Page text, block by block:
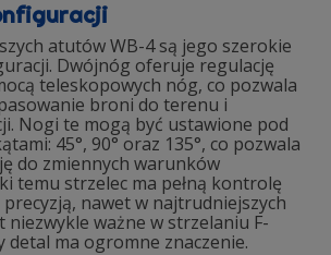
atutów WB-4 są jego szerokie
Dwójnóg oferuje regulację
teleskopowych nóg, co pozwala
broni do terenu i
Nogi te mogą być ustawione pod
45°, 90° oraz 135°, co pozwala
do zmiennych warunków
temu strzelec ma pełną kontrolę
nawet w najtrudniejszych
niezwykle ważne w strzelaniu F-
detal ma ogromne znaczenie.